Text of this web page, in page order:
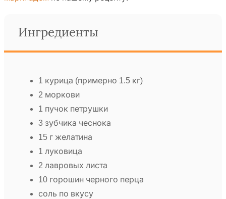
Ингредиенты
1 курица (примерно 1.5 кг)
2 моркови
1 пучок петрушки
3 зубчика чеснока
15 г желатина
1 луковица
2 лавровых листа
10 горошин черного перца
соль по вкусу